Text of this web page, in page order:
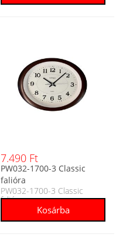
7.490 Ft
PW032-1700-3 Classic
falióra
PW032-1700-3 Classic
falióra